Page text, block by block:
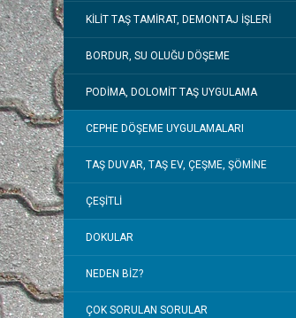
KILIT TAŞ TAMIRAT, DEMONTAJ İŞLERI
BORDUR, SU OLUĞU DÖŞEME
PODIMA, DOLOMIT TAŞ UYGULAMA
CEPHE DÖŞEME UYGULAMALARI
TAŞ DUVAR, TAŞ EV, ÇEŞME, ŞÖMINE
ÇEŞITLI
DOKULAR
NEDEN BIZ?
ÇOK SORULAN SORULAR